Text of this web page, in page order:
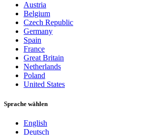
Austria
Belgium
Czech Republic
Germany
Spain
France
Great Britain
Netherlands
Poland
United States
Sprache wählen
English
Deutsch